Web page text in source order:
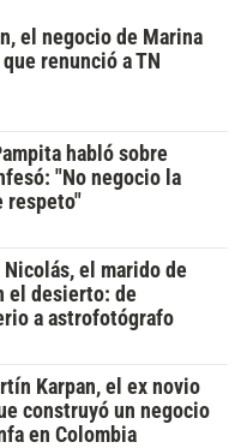
el negocio de Marina
renunció a TN
habló sobre
"No negocio la
respeto"
el marido de
el desierto: de
a astrofotógrafo
Karpan, el ex novio
construyó un negocio
en Colombia